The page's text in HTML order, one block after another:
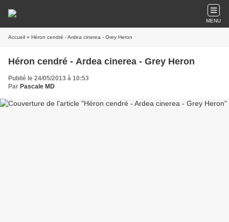
MENU
Accueil » Héron cendré - Ardea cinerea - Grey Heron
Héron cendré - Ardea cinerea - Grey Heron
Publié le 24/05/2013 à 10:53
Par Pascale MD